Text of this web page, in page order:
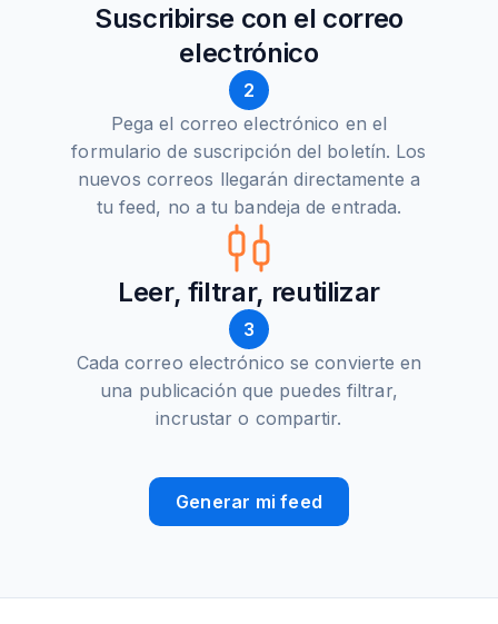
Suscribirse con el correo
electrónico
2
Pega el correo electrónico en el
formulario de suscripción del boletín. Los
nuevos correos llegarán directamente a
tu feed, no a tu bandeja de entrada.
Leer, filtrar, reutilizar
3
Cada correo electrónico se convierte en
una publicación que puedes filtrar,
incrustar o compartir.
Generar mi feed